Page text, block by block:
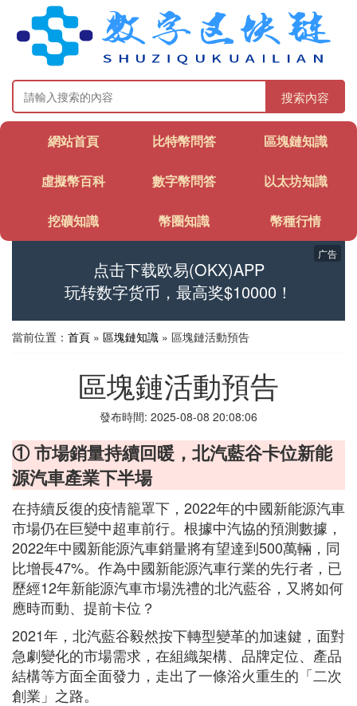
搜索內容
網站首頁 比特幣問答 區塊鏈知識
虛擬幣百科 數字幣問答 以太坊知識
挖礦知識 幣圈知識 幣種行情
点击下载欧易(OKX)APP
玩转数字货币，最高奖$10000！
广告
當前位置： 首頁 » 區塊鏈知識 » 區塊鏈活動預告
區塊鏈活動預告
發布時間: 2025-08-08 20:08:06
① 市場銷量持續回暖，北汽藍谷卡位新能
源汽車產業下半場
在持續反復的疫情籠罩下，2022年的中國新能源汽車
市場仍在巨變中超車前行。根據中汽協的預測數據，
2022年中國新能源汽車銷量將有望達到500萬輛，同
比增長47%。作為中國新能源汽車行業的先行者，已
歷經12年新能源汽車市場洗禮的北汽藍谷，又將如何
應時而動、提前卡位？
2021年，北汽藍谷毅然按下轉型變革的加速鍵，面對
急劇變化的市場需求，在組織架構、品牌定位、產品
結構等方面全面發力，走出了一條浴火重生的「二次
創業」之路。